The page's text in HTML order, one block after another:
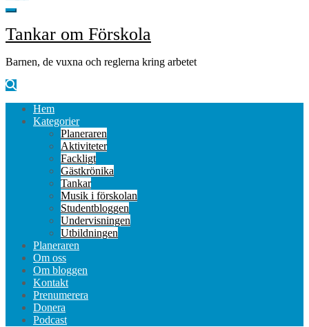
Tankar om Förskola
Barnen, de vuxna och reglerna kring arbetet
Hem
Kategorier
Planeraren
Aktiviteter
Fackligt
Gästkrönika
Tankar
Musik i förskolan
Studentbloggen
Undervisningen
Utbildningen
Planeraren
Om oss
Om bloggen
Kontakt
Prenumerera
Donera
Podcast